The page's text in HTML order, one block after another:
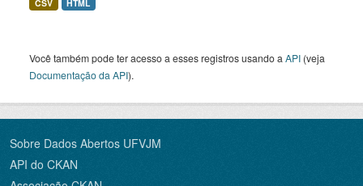
CSV HTML
Você também pode ter acesso a esses registros usando a API (veja
Documentação da API).
Sobre Dados Abertos UFVJM
API do CKAN